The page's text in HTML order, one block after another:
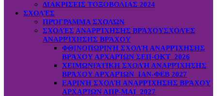
ΔΙΑΚΡΙΣΕΙΣ ΤΟΞΟΒΟΛΙΑΣ 2024
ΣΧΟΛΈΣ
ΠΡΌΓΡΑΜΜΑ ΣΧΟΛΏΝ
ΣΧΟΛΈΣ ΑΝΑΡΡΊΧΗΣΗΣ ΒΡΆΧΟΥΣΧΟΛΈΣ
ΑΝΑΡΡΊΧΗΣΗΣ ΒΡΆΧΟΥ
ΦΘΙΝΟΠΩΡΙΝΉ ΣΧΟΛΉ ΑΝΑΡΡΊΧΗΣΗΣ
ΒΡΆΧΟΥ ΑΡΧΑΡΊΩΝ ΣΕΠ-ΟΚΤ 2026
ΧΕΙΜΩΝΙΆΤΙΚΗ ΣΧΟΛΉ ΑΝΑΡΡΊΧΗΣΗΣ
ΒΡΆΧΟΥ ΑΡΧΑΡΊΩΝ ΙΑΝ-ΦΕΒ 2027
ΕΑΡΙΝΉ ΣΧΟΛΉ ΑΝΑΡΡΊΧΗΣΗΣ ΒΡΆΧΟΥ
ΑΡΧΑΡΊΩΝ ΑΠΡ-ΜΑΙ 2027